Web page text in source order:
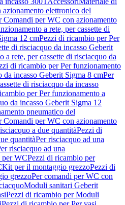
elettronico del
Comandi per WC con azionamento
a rete, per cassette di
12 cmPezzi di ricambio per Per
di risciacquo da incasso Geberit
a rete, per cassette di risciacquo da
di ricambio per Per funzionamento
da incasso Geberit Sigma 8 cmPer
di risciacquo da incasso
per Per funzionamento a
da incasso Geberit Sigma 12
pneumatico del
Comandi per WC con azionamento
a due quantitàPezzi di
quantitàPer risciacquo ad una
risciacquo ad una
per WCPezzi di ricambio per
Kit per il montaggio grezzoPezzi di
grezzoPer comandi per WC con
Moduli sanitari Geberit
Pezzi di ricambio per Moduli